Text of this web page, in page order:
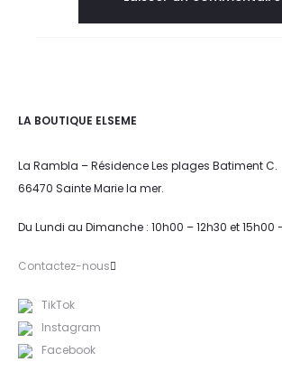
LA BOUTIQUE ELSEME
La Rambla – Résidence Les plages Batiment C.
66470 Sainte Marie la mer.
Du Lundi au Dimanche : 10h00 – 12h30 et 15h00
Contactez-nous
TikTok
Instagram
Facebook